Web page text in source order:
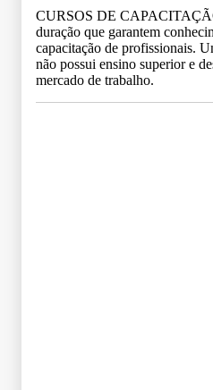
CURSOS DE
duração que garantem
capacitação de profissionais.
não possui ensino superior e
mercado de trabalho.